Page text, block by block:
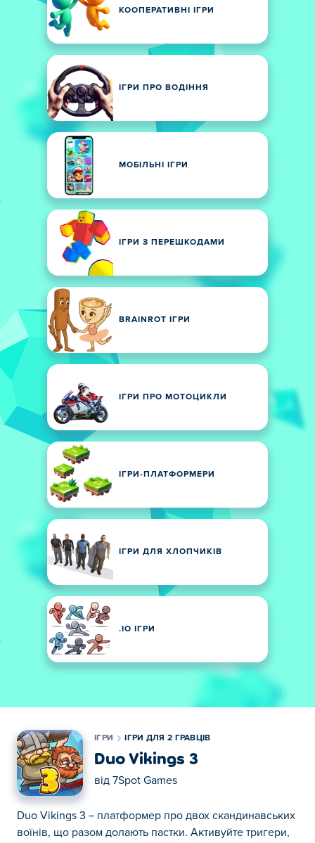
КООПЕРАТИВНІ ІГРИ
ІГРИ ПРО ВОДІННЯ
МОБІЛЬНІ ІГРИ
ІГРИ З ПЕРЕШКОДАМИ
BRAINROT ІГРИ
ІГРИ ПРО МОТОЦИКЛИ
ІГРИ-ПЛАТФОРМЕРИ
ІГРИ ДЛЯ ХЛОПЧИКІВ
.IO ІГРИ
ІГРИ ІГРИ ДЛЯ 2 ГРАВЦІВ
Duo Vikings 3
від 7Spot Games
Duo Vikings 3 – платформер про двох скандинавських
воїнів, що разом долають пастки. Активуйте тригери,